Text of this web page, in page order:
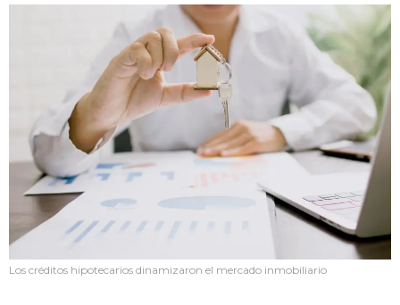
Los créditos hipotecarios dinamizaron el mercado inmobiliario